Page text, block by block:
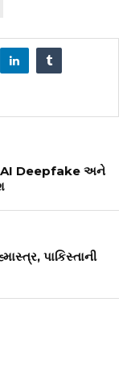
AI Deepfake અને
પાકિસ્તાની